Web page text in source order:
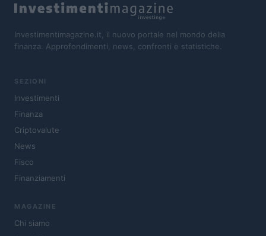
Investimentimagazine.it, il nuovo portale nel mondo della
finanza. Approfondimenti, news, confronti e statistiche.
SEZIONI
Investimenti
Finanza
Criptovalute
News
Fisco
Finanziamenti
MAGAZINE
Chi siamo